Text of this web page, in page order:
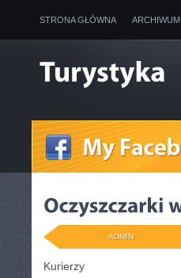
STRONA GŁÓWNA ARCHIWUM
ADMIN
Kurierzy